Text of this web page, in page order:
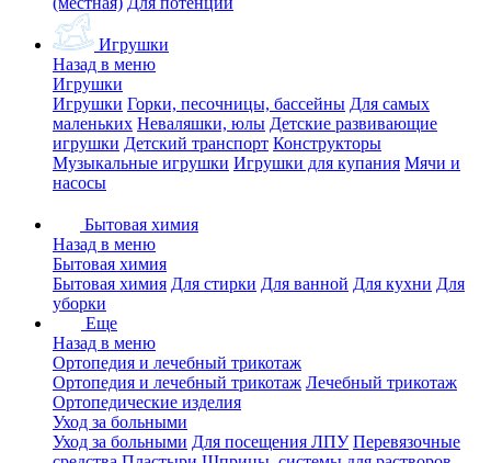
Игрушки
Назад в меню
Игрушки
Игрушки Горки, песочницы, бассейны Для самых
маленьких Неваляшки, юлы Детские развивающие
игрушки Детский транспорт Конструкторы
Музыкальные игрушки Игрушки для купания Мячи и
насосы
Бытовая химия
Назад в меню
Бытовая химия
Бытовая химия Для стирки Для ванной Для кухни Для
уборки
Еще
Назад в меню
Ортопедия и лечебный трикотаж
Ортопедия и лечебный трикотаж Лечебный трикотаж
Ортопедические изделия
Уход за больными
Уход за больными Для посещения ЛПУ Перевязочные